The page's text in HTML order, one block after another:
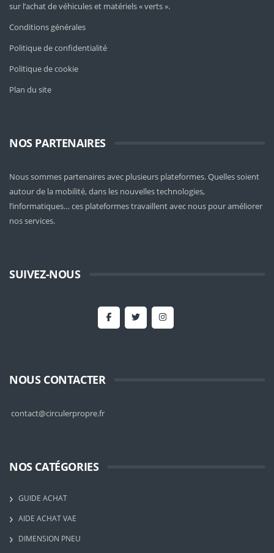
sur l’achat de véhicules et matériels « verts ».
Conditions générales
Politique de confidentialité
Politique de cookie
Plan du site
NOS PARTENAIRES
Nous sommes partenaires avec plusieurs plateformes. Quelles soient
autour de la mobilité, dans les nouvelles technologies,
l’informatiques… ces plateformes travaillent avec nous pour améliorer
nos services.
SUIVEZ-NOUS
NOUS CONTACTER
contact@circulerpropre.fr
NOS CATÉGORIES
GUIDE ACHAT
AIDE ACHAT VAE
DIMENSION PNEU